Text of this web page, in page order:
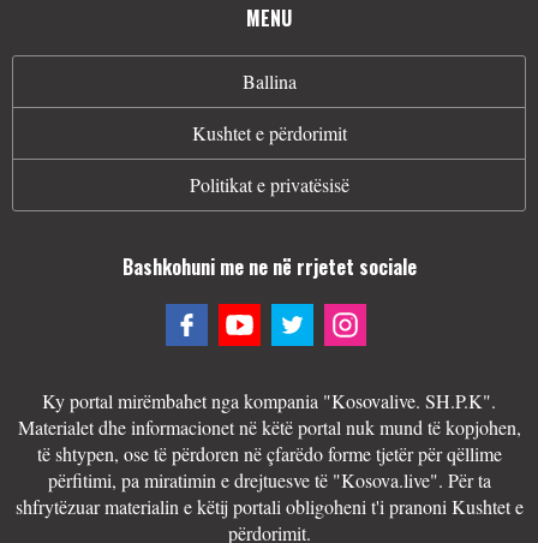
MENU
Ballina
Kushtet e përdorimit
Politikat e privatësisë
Bashkohuni me ne në rrjetet sociale
Ky portal mirëmbahet nga kompania "Kosovalive. SH.P.K".
Materialet dhe informacionet në këtë portal nuk mund të kopjohen,
të shtypen, ose të përdoren në çfarëdo forme tjetër për qëllime
përfitimi, pa miratimin e drejtuesve të "Kosova.live". Për ta
shfrytëzuar materialin e këtij portali obligoheni t'i pranoni Kushtet e
përdorimit.